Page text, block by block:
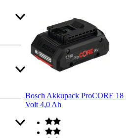
Bosch Akkupack ProCORE 18
Volt 4,0 Ah